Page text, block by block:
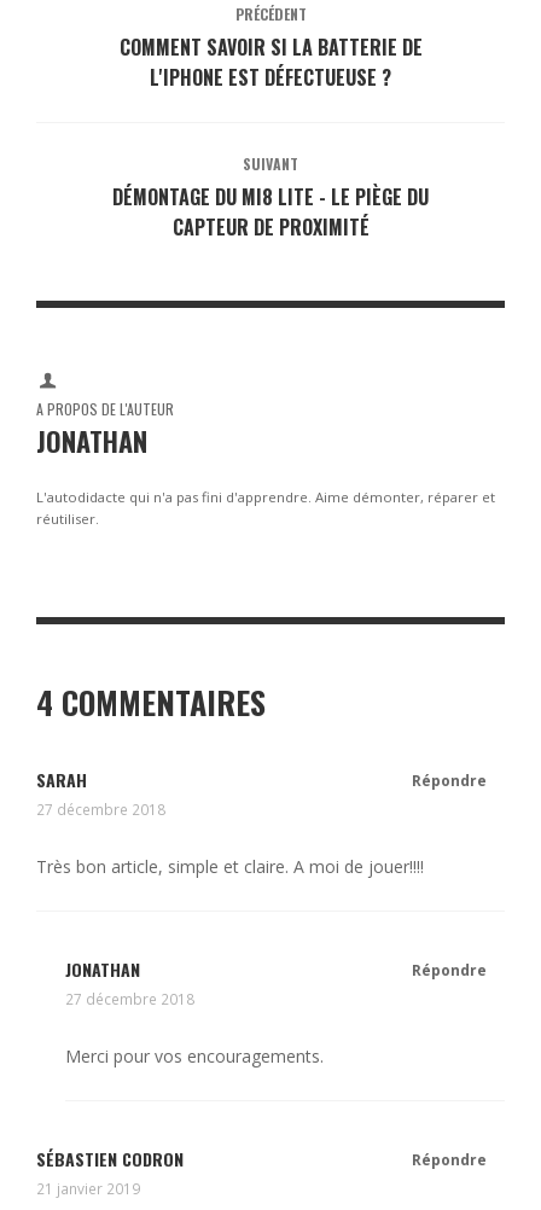
PRÉCÉDENT
COMMENT SAVOIR SI LA BATTERIE DE
L'IPHONE EST DÉFECTUEUSE ?
SUIVANT
DÉMONTAGE DU MI8 LITE - LE PIÈGE DU
CAPTEUR DE PROXIMITÉ
A PROPOS DE L'AUTEUR
JONATHAN
L'autodidacte qui n'a pas fini d'apprendre. Aime démonter, réparer et
réutiliser.
4 COMMENTAIRES
SARAH
27 décembre 2018
Répondre
Très bon article, simple et claire. A moi de jouer!!!!
JONATHAN
27 décembre 2018
Répondre
Merci pour vos encouragements.
SÉBASTIEN CODRON
21 janvier 2019
Répondre